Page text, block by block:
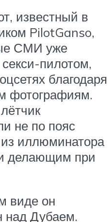
известный в
PilotGanso,
СМИ уже
пилотом,
благодаря
фотографиям.
не по пояс
иллюминатора
делающим при
виде он
над Дубаем.